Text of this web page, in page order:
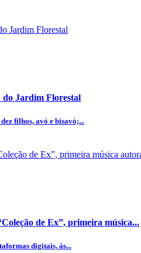
do Jardim Florestal
filhos, avó e bisavó;...
de Ex”, primeira música...
digitais, às...